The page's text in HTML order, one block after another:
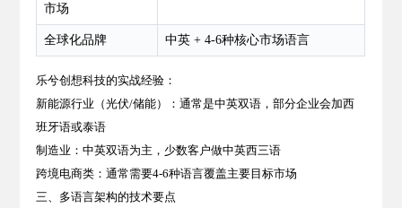
市场
全球化品牌 中英 + 4-6种核心市场语言
乐兮创想科技的实战经验：
新能源行业（光伏/储能）：通常是中英双语，部分企业会加西
班牙语或泰语
制造业：中英双语为主，少数客户做中英西三语
跨境电商类：通常需要4-6种语言覆盖主要目标市场
三、多语言架构的技术要点